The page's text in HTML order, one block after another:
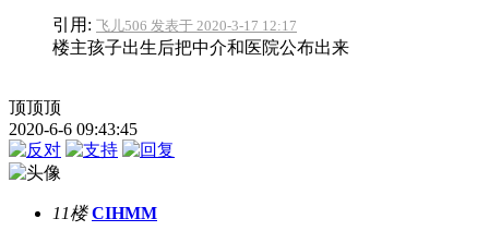
引用: 飞儿506 发表于 2020-3-17 12:17
楼主孩子出生后把中介和医院公布出来
顶顶顶
2020-6-6 09:43:45
11楼 CIHMM